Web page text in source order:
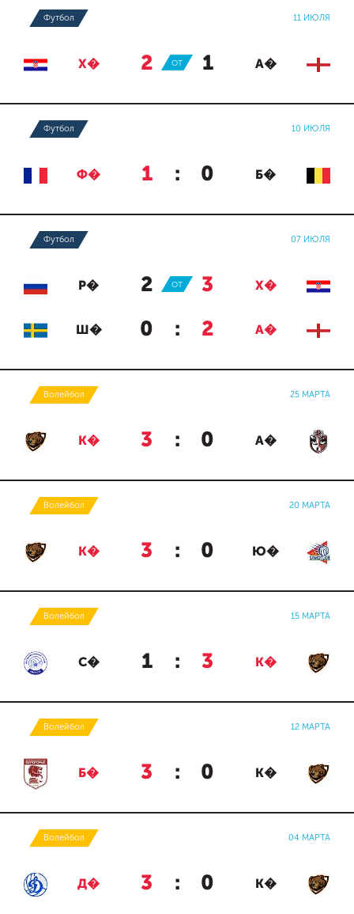
Футбол 11 ИЮЛЯ
Х� 2 : 1 А�
ОТ
Футбол 10 ИЮЛЯ
Ф� 1 : 0 Б�
Футбол 07 ИЮЛЯ
Р� 2 : 3 Х�
ОТ
Ш� 0 : 2 А�
Волейбол 25 МАРТА
К� 3 : 0 А�
Волейбол 20 МАРТА
К� 3 : 0 Ю�
Волейбол 15 МАРТА
С� 1 : 3 К�
Волейбол 12 МАРТА
Б� 3 : 0 К�
Волейбол 04 МАРТА
Д� 3 : 0 К�